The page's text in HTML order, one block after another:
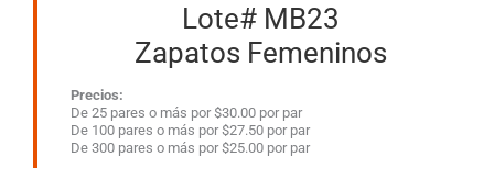
Lote# MB23
Zapatos Femeninos
Precios:
De 25 pares o más por $30.00 por par
De 100 pares o más por $27.50 por par
De 300 pares o más por $25.00 por par